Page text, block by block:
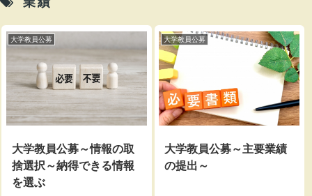
大学教員公募
大学教員公募～情報の取
捨選択～納得できる情報
を選ぶ
大学教員公募
大学教員公募～主要業績
の提出～